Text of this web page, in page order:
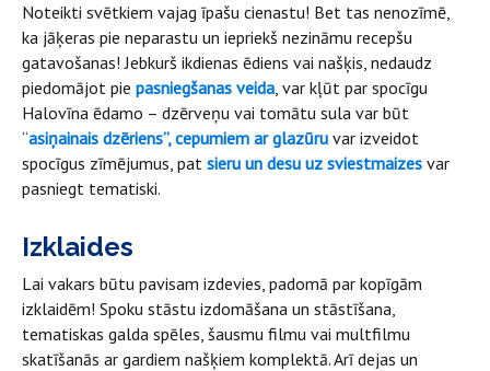
Noteikti svētkiem vajag īpašu cienastu! Bet tas nenozīmē,
ka jāķeras pie neparastu un iepriekš nezināmu recepšu
gatavošanas! Jebkurš ikdienas ēdiens vai našķis, nedaudz
piedomājot pie pasniegšanas veida, var kļūt par spocīgu
Halovīna ēdamo – dzērveņu vai tomātu sula var būt
“asiņainais dzēriens”, cepumiem ar glazūru var izveidot
spocīgus zīmējumus, pat sieru un desu uz sviestmaizes var
pasniegt tematiski.
Izklaides
Lai vakars būtu pavisam izdevies, padomā par kopīgām
izklaidēm! Spoku stāstu izdomāšana un stāstīšana,
tematiskas galda spēles, šausmu filmu vai multfilmu
skatīšanās ar gardiem našķiem komplektā. Arī dejas un